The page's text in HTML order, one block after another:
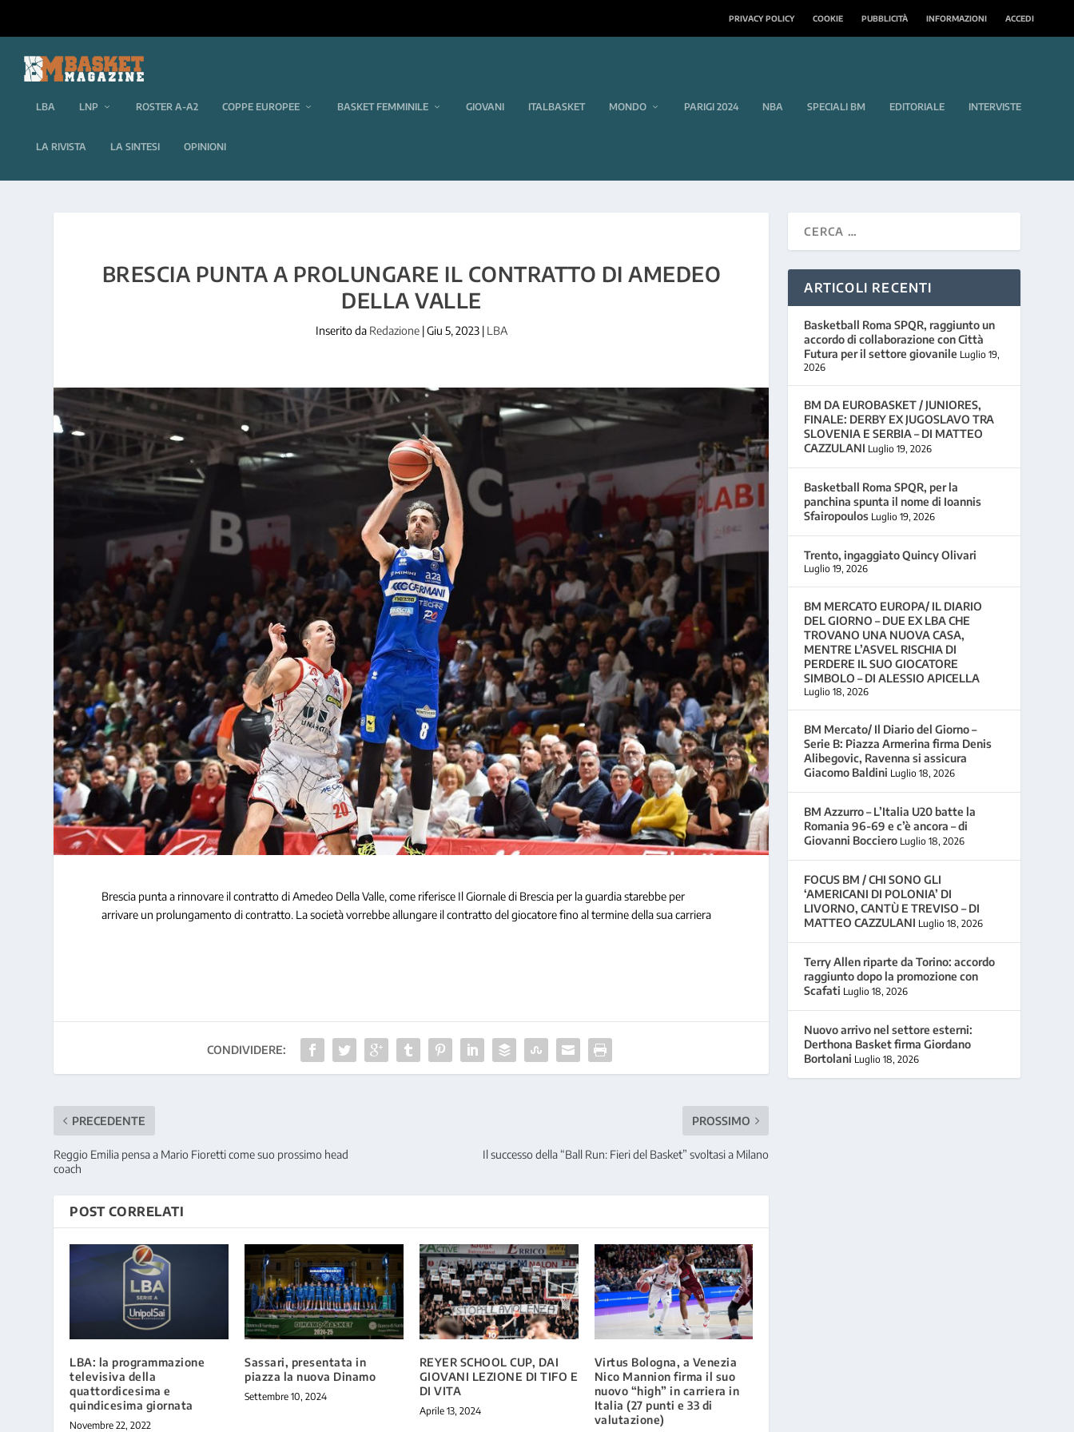
PRIVACY POLICY COOKIE PUBBLICITÀ INFORMAZIONI ACCEDI
LBA LNP ROSTER A-A2 COPPE EUROPEE BASKET FEMMINILE GIOVANI ITALBASKET MONDO PARIGI 2024 NBA SPECIALI BM EDITORIALE INTERVISTE
LA RIVISTA LA SINTESI OPINIONI
BRESCIA PUNTA A PROLUNGARE IL CONTRATTO DI AMEDEO
DELLA VALLE
Inserito da Redazione|Giu 5, 2023| LBA
Brescia punta a rinnovare il contratto di Amedeo Della Valle, come riferisce Il Giornale di Brescia per la guardia starebbe per
arrivare un prolungamento di contratto. La società vorrebbe allungare il contratto del giocatore fino al termine della sua carriera
CONDIVIDERE:
PRECEDENTE
Reggio Emilia pensa a Mario Fioretti come suo prossimo head
coach
PROSSIMO
Il successo della “Ball Run: Fieri del Basket” svoltasi a Milano
POST CORRELATI
LBA: la programmazione
televisiva della
quattordicesima e
quindicesima giornata
Novembre 22, 2022
Sassari, presentata in
piazza la nuova Dinamo
Settembre 10, 2024
REYER SCHOOL CUP, DAI
GIOVANI LEZIONE DI TIFO E
DI VITA
Aprile 13, 2024
Virtus Bologna, a Venezia
Nico Mannion firma il suo
nuovo “high” in carriera in
Italia (27 punti e 33 di
valutazione)
ARTICOLI RECENTI
Basketball Roma SPQR, raggiunto un
accordo di collaborazione con Città
Futura per il settore giovanile Luglio 19,
2026
BM DA EUROBASKET / JUNIORES,
FINALE: DERBY EX JUGOSLAVO TRA
SLOVENIA E SERBIA – DI MATTEO
CAZZULANI Luglio 19, 2026
Basketball Roma SPQR, per la
panchina spunta il nome di Ioannis
Sfairopoulos Luglio 19, 2026
Trento, ingaggiato Quincy Olivari
Luglio 19, 2026
BM MERCATO EUROPA/ IL DIARIO
DEL GIORNO – DUE EX LBA CHE
TROVANO UNA NUOVA CASA,
MENTRE L’ASVEL RISCHIA DI
PERDERE IL SUO GIOCATORE
SIMBOLO – DI ALESSIO APICELLA
Luglio 18, 2026
BM Mercato/ Il Diario del Giorno –
Serie B: Piazza Armerina firma Denis
Alibegovic, Ravenna si assicura
Giacomo Baldini Luglio 18, 2026
BM Azzurro – L’Italia U20 batte la
Romania 96-69 e c’è ancora – di
Giovanni Bocciero Luglio 18, 2026
FOCUS BM / CHI SONO GLI
‘AMERICANI DI POLONIA’ DI
LIVORNO, CANTÙ E TREVISO – DI
MATTEO CAZZULANI Luglio 18, 2026
Terry Allen riparte da Torino: accordo
raggiunto dopo la promozione con
Scafati Luglio 18, 2026
Nuovo arrivo nel settore esterni:
Derthona Basket firma Giordano
Bortolani Luglio 18, 2026